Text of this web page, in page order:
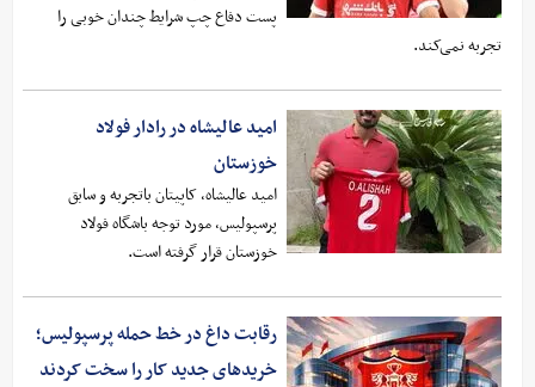
پست دفاع چپ شرایط چندان خوبی را
تجربه نمی‌کند.
امید عالیشاه در رادار فولاد
خوزستان
امید عالیشاه، کاپیتان باتجربه و سابق
پرسپولیس، مورد توجه باشگاه فولاد
خوزستان قرار گرفته است.
رقابت داغ در خط حمله پرسپولیس؛
خریدهای جدید کار را سخت کردند